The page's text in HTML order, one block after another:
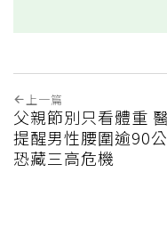
上一篇
父親節別只看體重
提醒男性腰圍逾90
恐藏三高危機